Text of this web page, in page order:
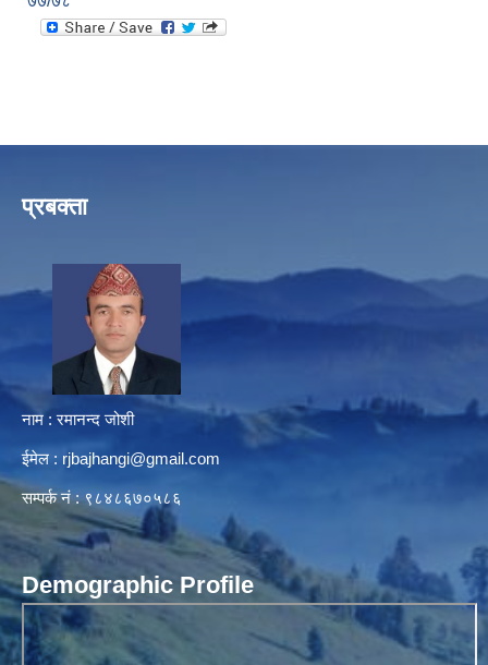
प्रबक्ता
नाम : रमानन्द जोशी
ईमेल : rjbajhangi@gmail.com
सम्पर्क नं : ९८४८६७०५८६
Demographic Profile